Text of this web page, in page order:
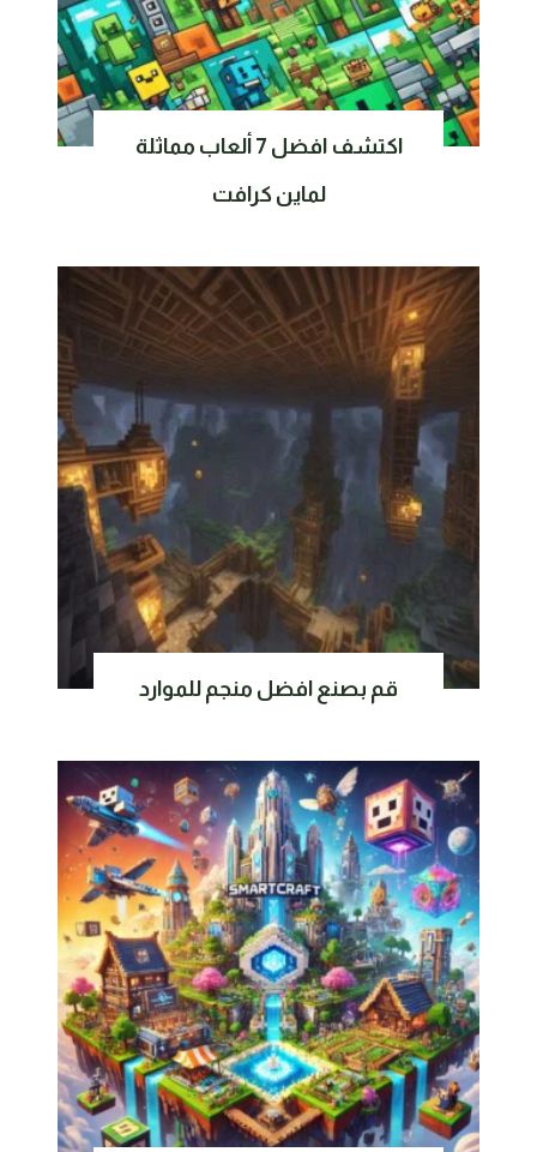
اكتشف افضل 7 ألعاب مماثلة
لماين كرافت
قم بصنع افضل منجم للموارد